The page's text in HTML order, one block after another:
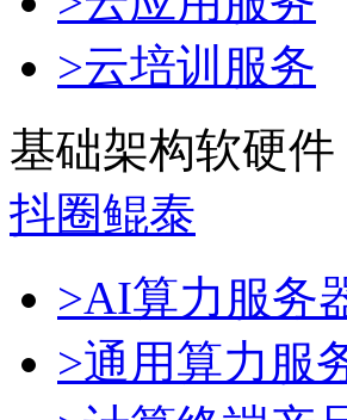
>云培训服务
基础架构软硬件
抖圈鲲泰
>AI算力服务
>通用算力服